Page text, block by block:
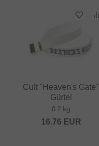
Cult "Heaven's Gate"
Gürtel
0.2 kg
16.76 EUR